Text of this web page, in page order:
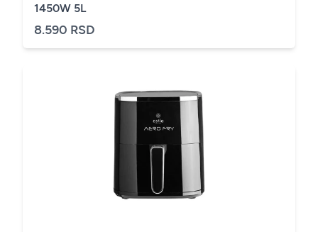
1450W 5L
8.590 RSD